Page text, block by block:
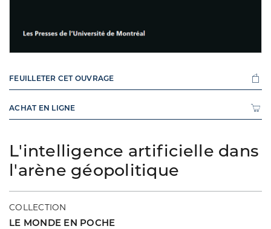
L'intelligence artificielle dans
l'arène géopolitique
COLLECTION
LE MONDE EN POCHE
FEUILLETER CET OUVRAGE
ACHAT EN LIGNE